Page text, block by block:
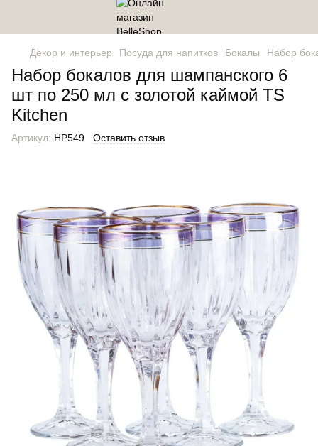
Декор и интерьер Посуда для напитков Бокалы Набор
Набор бокалов для шампанского 6
шт по 250 мл с золотой каймой TS
Kitchen
Артикул: HP549 Оставить отзыв